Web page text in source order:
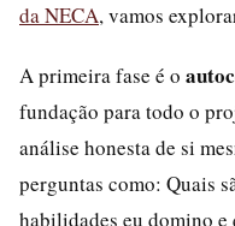
da NECA, vamos
A primeira fase é o
fundação para todo o
análise honesta de si
perguntas como: Quais
habilidades eu domino